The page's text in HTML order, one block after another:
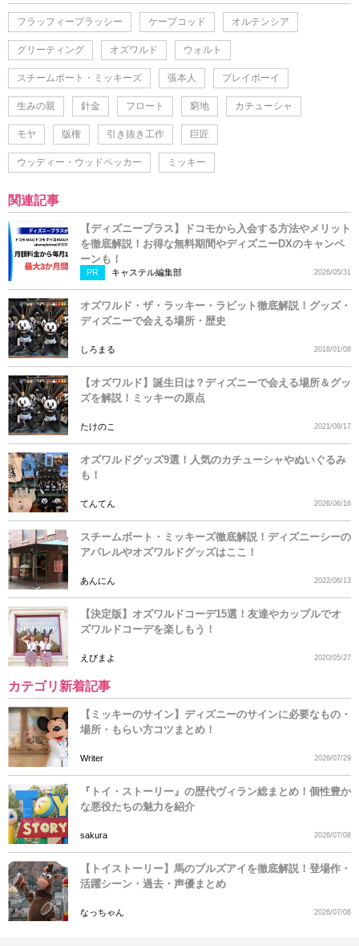
フラッフィープラッシー ケープコッド オルテンシア
グリーティング オズワルド ウォルト
スチームボート・ミッキーズ 張本人 プレイボーイ
生みの親 針金 フロート 窮地 カチューシャ
モヤ 版権 引き抜き工作 巨匠
ウッディー・ウッドペッカー ミッキー
関連記事
【ディズニープラス】ドコモから入会する方法やメリット
を徹底解説！お得な無料期間やディズニーDXのキャンペ
ーンも！
PR キャステル編集部 2026/05/31
オズワルド・ザ・ラッキー・ラビット徹底解説！グッズ・
ディズニーで会える場所・歴史
しろまる 2018/01/08
【オズワルド】誕生日は？ディズニーで会える場所＆グッ
ズを解説！ミッキーの原点
たけのこ 2021/08/17
オズワルドグッズ9選！人気のカチューシャやぬいぐるみ
も！
てんてん 2026/06/16
スチームボート・ミッキーズ徹底解説！ディズニーシーの
アパレルやオズワルドグッズはここ！
あんにん 2022/06/13
【決定版】オズワルドコーデ15選！友達やカップルでオ
ズワルドコーデを楽しもう！
えびまよ 2020/05/27
カテゴリ新着記事
【ミッキーのサイン】ディズニーのサインに必要なもの・
場所・もらい方コツまとめ！
Writer 2026/07/29
『トイ・ストーリー』の歴代ヴィラン総まとめ！個性豊か
な悪役たちの魅力を紹介
sakura 2026/07/08
【トイストーリー】馬のブルズアイを徹底解説！登場作・
活躍シーン・過去・声優まとめ
なっちゃん 2026/07/08